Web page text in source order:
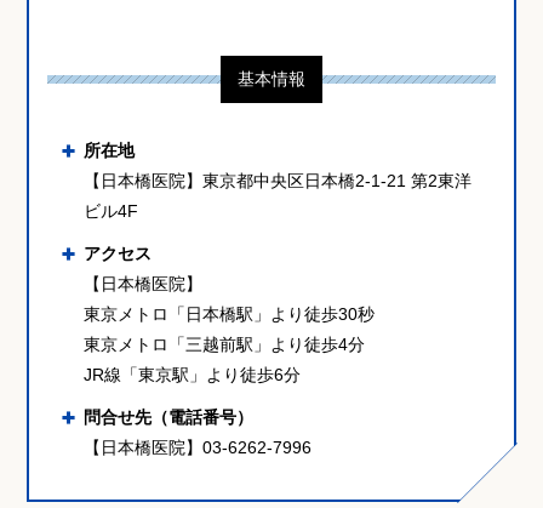
基本情報
所在地
【日本橋医院】東京都中央区日本橋2-1-21 第2東洋
ビル4F
アクセス
【日本橋医院】
東京メトロ「日本橋駅」より徒歩30秒
東京メトロ「三越前駅」より徒歩4分
JR線「東京駅」より徒歩6分
問合せ先（電話番号）
【日本橋医院】03-6262-7996